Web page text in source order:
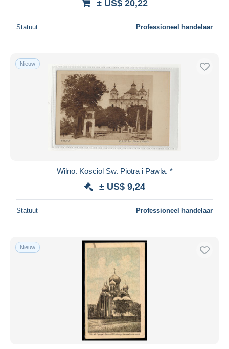
± US$ 20,22
Statuut Professioneel handelaar
Nieuw
Wilno. Kosciol Sw. Piotra i Pawla. *
± US$ 9,24
Statuut Professioneel handelaar
Nieuw